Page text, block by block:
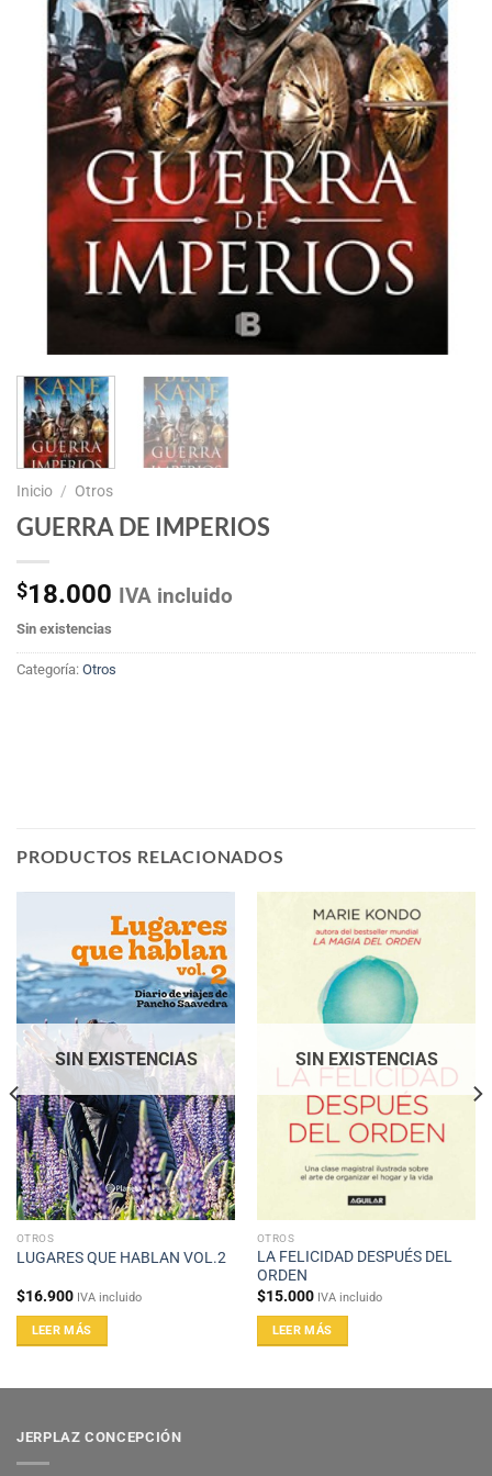
Inicio / Otros
GUERRA DE IMPERIOS
$18.000 IVA incluido
Sin existencias
Categoría: Otros
PRODUCTOS RELACIONADOS
SIN EXISTENCIAS
OTROS
LUGARES QUE HABLAN VOL.2
$16.900 IVA incluido
LEER MÁS
SIN EXISTENCIAS
OTROS
LA FELICIDAD DESPUÉS DEL
ORDEN
$15.000 IVA incluido
LEER MÁS
JERPLAZ CONCEPCIÓN